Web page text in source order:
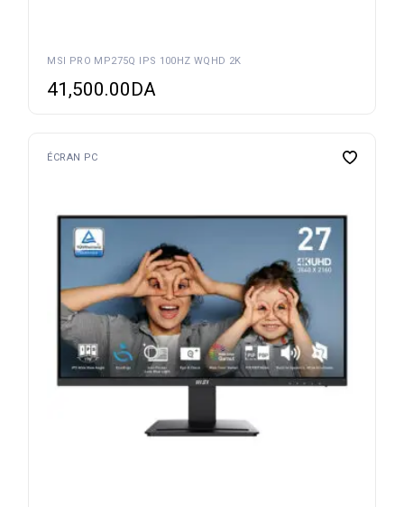
MSI PRO MP275Q IPS 100HZ WQHD 2K
41,500.00DA
ÉCRAN PC